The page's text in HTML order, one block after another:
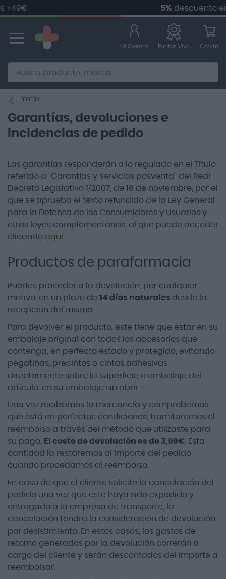
descuento entu
contenido
Alternative to Doofinder Ecommerce Search
Mi Cuenta Puntos Vivo Carrito
Inicio
Garantías, devoluciones e
incidencias de pedido
Las garantías responderán a lo regulado en el Título
referido a "Garantías y servicios posventa" del Real
Decreto Legislativo 1/2007, de 16 de noviembre, por el
que se aprueba el texto refundido de la Ley General
para la Defensa de los Consumidores y Usuarios y
otras leyes complementarias, al que puede acceder
clicando aquí.
Productos de parafarmacia
Puedes proceder a la devolución, por cualquier
motivo, en un plazo de 14 días naturales desde la
recepción del mismo.
Para devolver el producto, este tiene que estar en su
embalaje original con todos los accesorios que
contenga, en perfecto estado y protegido, evitando
pegatinas, precintos o cintas adhesivas
directamente sobre la superficie o embalaje del
artículo, en su embalaje sin abrir.
Una vez recibamos la mercancía y comprobemos
que está en perfectas condiciones, tramitaremos el
reembolso a través del método que utilizaste para
su pago. El coste de devolución es de 3,99€. Esta
cantidad la restaremos al importe del pedido
cuando procedamos al reembolso.
En caso de que el cliente solicite la cancelación del
pedido una vez que este haya sido expedido y
entregado a la empresa de transporte, la
cancelación tendrá la consideración de devolución
por desistimiento. En estos casos, los gastos de
retorno generados por la devolución correrán a
cargo del cliente y serán descontados del importe a
reembolsar.